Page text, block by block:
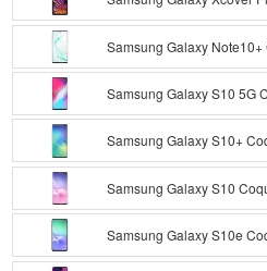
Samsung Galaxy
Samsung Galaxy S10 5G
Samsung Galaxy S10+
Samsung Galaxy S10
Samsung Galaxy S10e